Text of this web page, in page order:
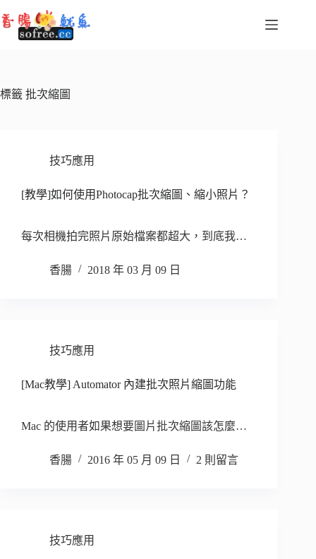
至
容
標籤 批次縮圖
技巧應用
[教學]如何使用Photocap批次縮圖、縮小照片？
每次相機拍完照片原始檔案都超大，到底我…
香腸 2018 年 03 月 09 日
技巧應用
[Mac教學] Automator 內建批次照片縮圖功能
Mac 的使用者如果想要圖片批次縮圖該怎麼…
香腸 2016 年 05 月 09 日 2 則留言
技巧應用